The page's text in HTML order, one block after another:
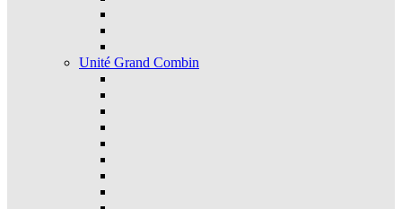
Unité Grand Combin